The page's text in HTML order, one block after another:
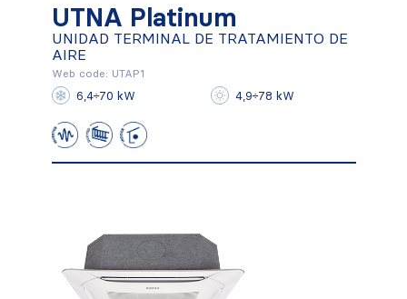
UTNA Platinum
UNIDAD TERMINAL DE TRATAMIENTO DE
AIRE
Web code: UTAP1
6,4÷70 kW 4,9÷78 kW
UTNA Platinum
UNIDAD TERMINAL DE
TRATAMIENTO DE AIRE
Conocer más